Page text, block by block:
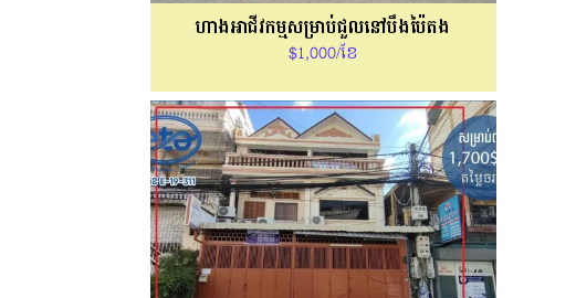
ហាងអាជីវកម្មសម្រាប់ជួលនៅបឹងប៉ៃតង
$1,000/ខែ